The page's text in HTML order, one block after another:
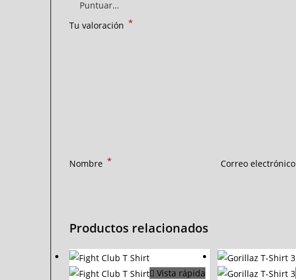
Tu valoración *
Nombre * Correo electrónico
Productos relacionados
Vista rápida